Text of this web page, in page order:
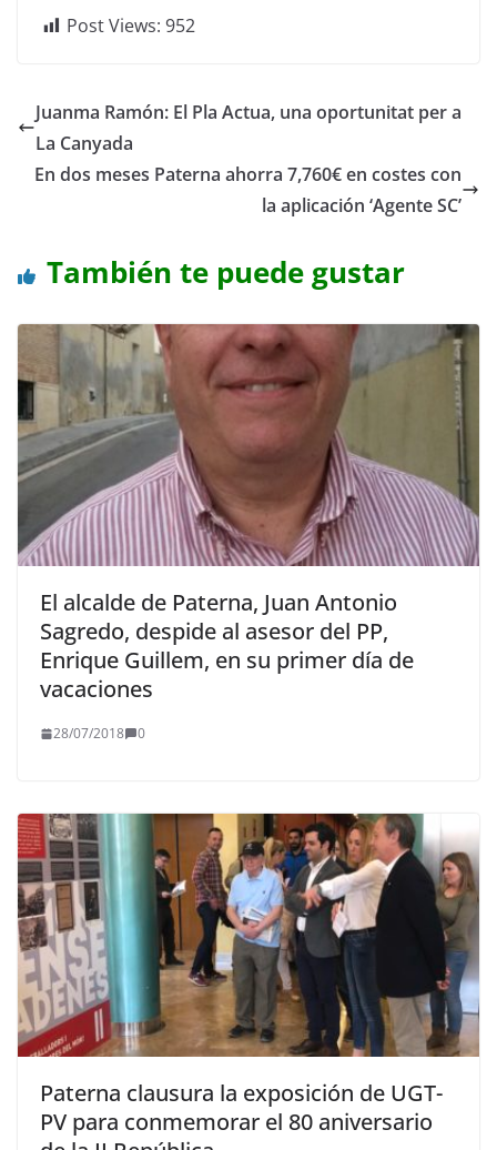
Post Views: 952
Juanma Ramón: El Pla Actua, una oportunitat per a
La Canyada
En dos meses Paterna ahorra 7,760€ en costes con
la aplicación ‘Agente SC’
También te puede gustar
El alcalde de Paterna, Juan Antonio
Sagredo, despide al asesor del PP,
Enrique Guillem, en su primer día de
vacaciones
28/07/2018 0
Paterna clausura la exposición de UGT-
PV para conmemorar el 80 aniversario